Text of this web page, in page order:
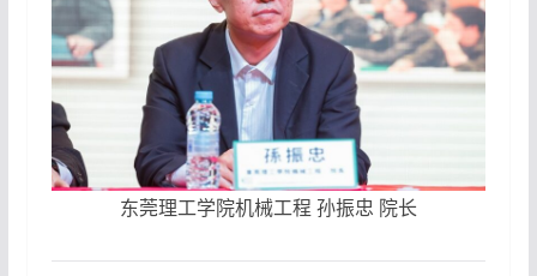
东莞理工学院机械工程 孙振忠 院长